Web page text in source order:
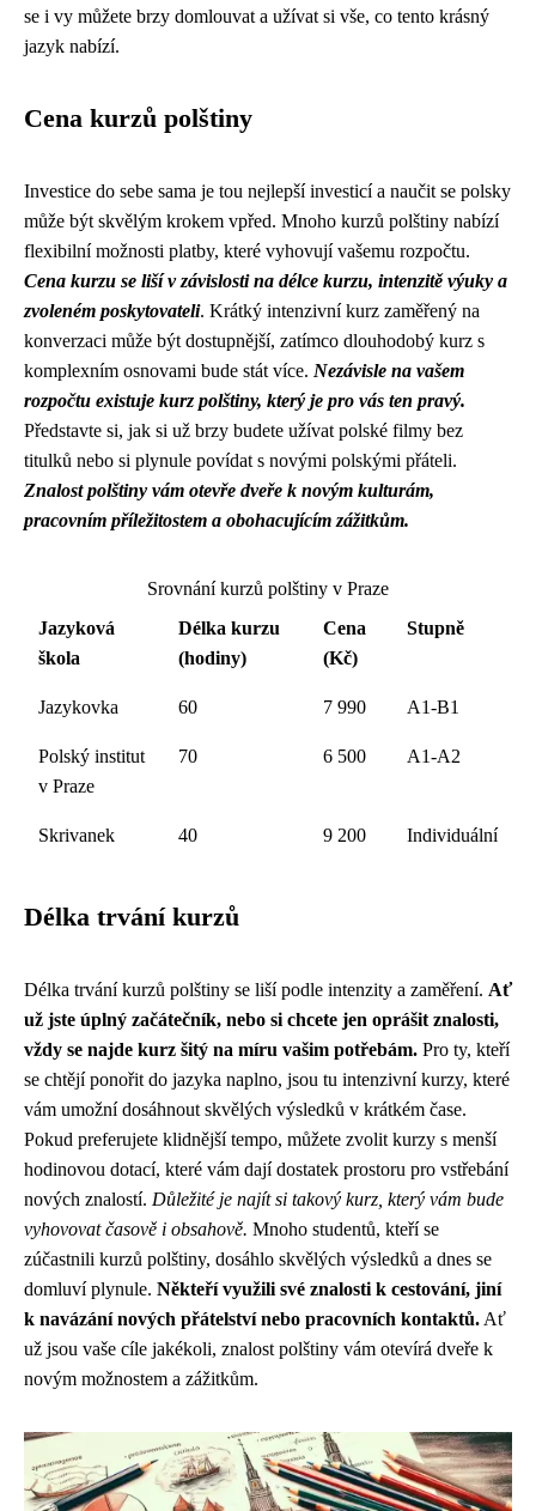
se i vy můžete brzy domlouvat a užívat si vše, co tento krásný
jazyk nabízí.
Cena kurzů polštiny
Investice do sebe sama je tou nejlepší investicí a naučit se polsky
může být skvělým krokem vpřed. Mnoho kurzů polštiny nabízí
flexibilní možnosti platby, které vyhovují vašemu rozpočtu.
Cena kurzu se liší v závislosti na délce kurzu, intenzitě výuky a
zvoleném poskytovateli. Krátký intenzivní kurz zaměřený na
konverzaci může být dostupnější, zatímco dlouhodobý kurz s
komplexním osnovami bude stát více. Nezávisle na vašem
rozpočtu existuje kurz polštiny, který je pro vás ten pravý.
Představte si, jak si už brzy budete užívat polské filmy bez
titulků nebo si plynule povídat s novými polskými přáteli.
Znalost polštiny vám otevře dveře k novým kulturám,
pracovním příležitostem a obohacujícím zážitkům.
Srovnání kurzů polštiny v Praze
Jazyková
škola
Délka kurzu
(hodiny)
Cena
(Kč)
Stupně
Jazykovka 60 7 990 A1-B1
Polský institut
v Praze
70 6 500 A1-A2
Skrivanek 40 9 200 Individuální
Délka trvání kurzů
Délka trvání kurzů polštiny se liší podle intenzity a zaměření. Ať
už jste úplný začátečník, nebo si chcete jen oprášit znalosti,
vždy se najde kurz šitý na míru vašim potřebám. Pro ty, kteří
se chtějí ponořit do jazyka naplno, jsou tu intenzivní kurzy, které
vám umožní dosáhnout skvělých výsledků v krátkém čase.
Pokud preferujete klidnější tempo, můžete zvolit kurzy s menší
hodinovou dotací, které vám dají dostatek prostoru pro vstřebání
nových znalostí. Důležité je najít si takový kurz, který vám bude
vyhovovat časově i obsahově. Mnoho studentů, kteří se
zúčastnili kurzů polštiny, dosáhlo skvělých výsledků a dnes se
domluví plynule. Někteří využili své znalosti k cestování, jiní
k navázání nových přátelství nebo pracovních kontaktů. Ať
už jsou vaše cíle jakékoli, znalost polštiny vám otevírá dveře k
novým možnostem a zážitkům.